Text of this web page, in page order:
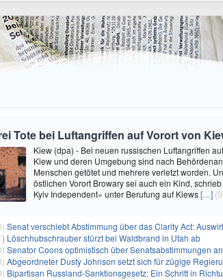
Tote bei Luftangriffen auf Vorort von
Kiew (dpa) - Bei neuen russischen Luftangriffen
Kiew und deren Umgebung sind nach
Menschen getötet und mehrere verletzt worden.
östlichen Vorort Browary sei auch ein Kind,
Kyiv Independent» unter Berufung auf Kiews[…]
Senat verschiebt Abstimmung über das Clarity Act: Auswirkungen auf
Löschhubschrauber stürzt bei Waldbrand in Utah ab
Senator Coons optimistisch über Senatsabstimmungen
Abgeordneter Dusty Johnson setzt sich für zügige
Bipartisan Russland-Sanktionsgesetz: Ein Schritt in